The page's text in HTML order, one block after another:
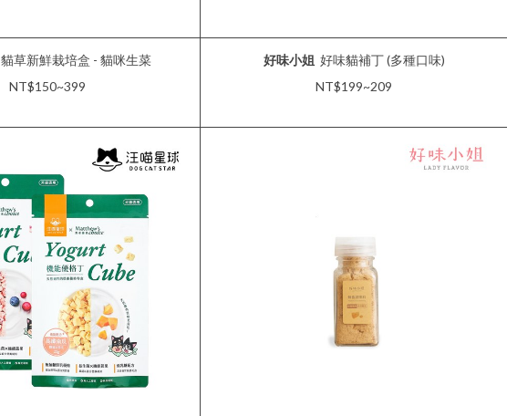
貓草新鮮栽培盒 - 貓咪生菜
NT$150~399
好味小姐 好味貓補丁 (多種口味)
NT$199~209